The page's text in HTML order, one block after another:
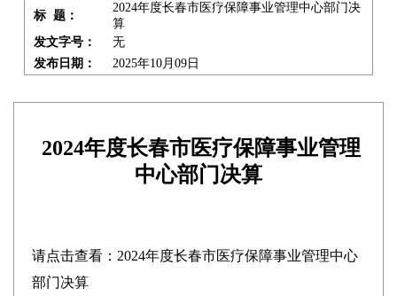
标 题：
2024年度长春市医疗保障事业管理中心部门决
算
发文字号：
无
发布日期：
2025年10月09日
2024年度长春市医疗保障事业管理
中心部门决算
请点击查看： 2024年度长春市医疗保障事业管理中心
部门决算